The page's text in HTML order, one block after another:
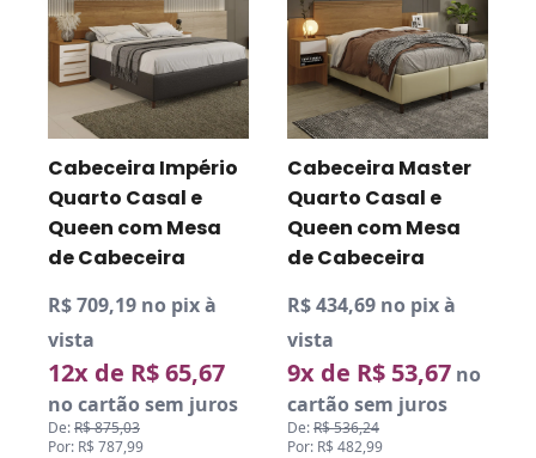
Cabeceira Império
Quarto Casal e
Queen com Mesa
de Cabeceira
R$ 709,19 no pix à
vista
12x de R$ 65,67
no cartão sem juros
De:R$ 875,03
Por: R$ 787,99
Cabeceira Master
Quarto Casal e
Queen com Mesa
de Cabeceira
R$ 434,69 no pix à
vista
9x de R$ 53,67 no
cartão sem juros
De:R$ 536,24
Por: R$ 482,99